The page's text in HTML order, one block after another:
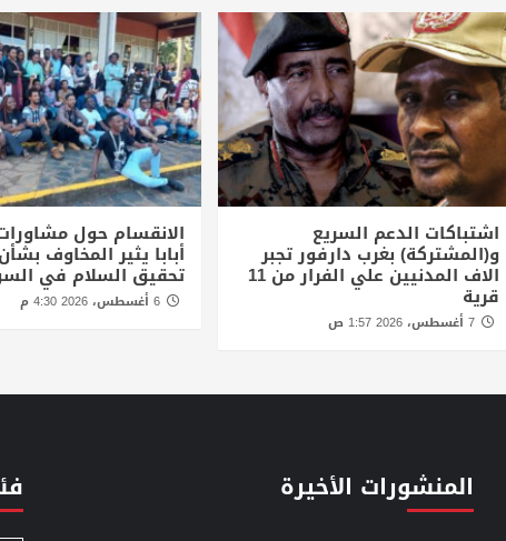
اشتباكات الدعم السريع
و(المشتركة) بغرب دارفور تجبر
الاف المدنيين علي الفرار من 11
قرية
7 أغسطس، 2026 1:57 ص
الانقسام حول
أبابا يثير المخاوف
تحقيق السلام في
المنشورات الأخيرة